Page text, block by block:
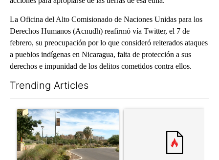
La Oficina del Alto Comisionado de Naciones Unidas para los
Derechos Humanos (Acnudh) reafirmó vía Twitter, el 7 de
febrero, su preocupación por lo que consideró reiterados ataques
a pueblos indígenas en Nicaragua, falta de protección a sus
derechos e impunidad de los delitos cometidos contra ellos.
Trending Articles
A trending article titled "President Trump announces over